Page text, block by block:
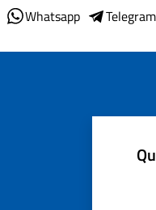
Whatsapp Telegram